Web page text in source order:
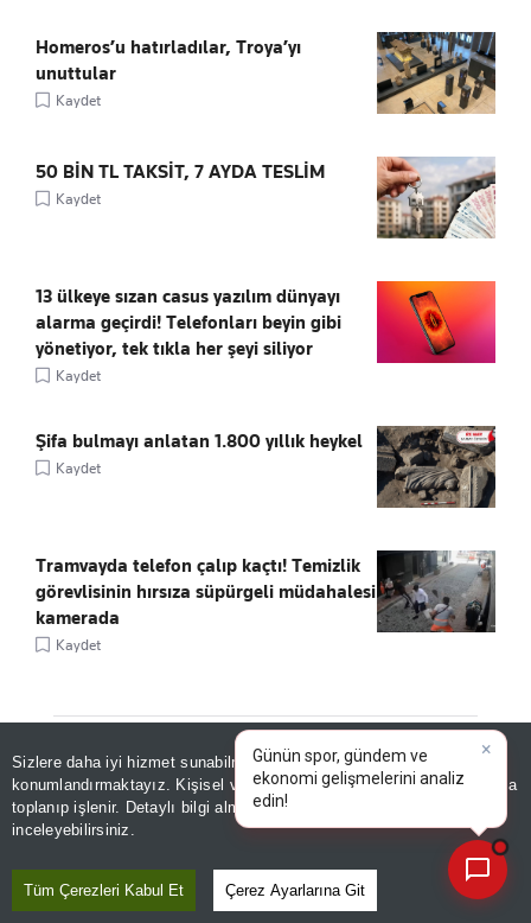
Sizlere daha iyi hizmet sunabilmek adına sitemizdeçerez
konumlandırmaktayız. Kişisel verileriniz, KVKK ve GDPR kapsamında
toplanıp işlenir. Detaylı bilgi almak için
inceleyebilirsiniz.
Tüm Çerezleri Kabul Et Çerez Ayarlarına Git
Homeros’u hatırladılar, Troya’yı
unuttular
Kaydet
50 BİN TL TAKSİT, 7 AYDA TESLİM
Kaydet
13 ülkeye sızan casus yazılım dünyayı
alarma geçirdi! Telefonları beyin gibi
yönetiyor, tek tıkla her şeyi siliyor
Kaydet
Şifa bulmayı anlatan 1.800 yıllık heykel
Kaydet
Tramvayda telefon çalıp kaçtı! Temizlik
görevlisinin hırsıza süpürgeli müdahalesi
kamerada
Kaydet
ÖNE ÇIKANLARGünün